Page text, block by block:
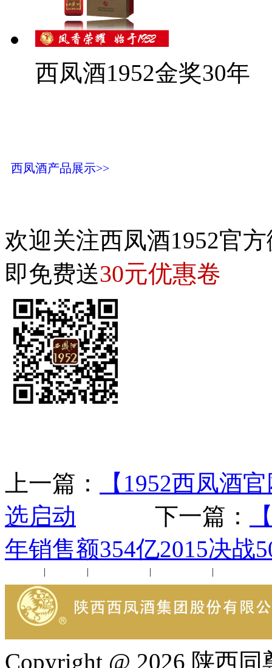
西凤酒1952金奖30年
西凤酒产品展示>>
欢迎关注西凤酒1952官
即免费送30元优惠卷
上一篇：
【1952西凤酒
选启动 下一篇：
年销售额354亿2015决战
| | | |
Copyright @ 2026 陕西